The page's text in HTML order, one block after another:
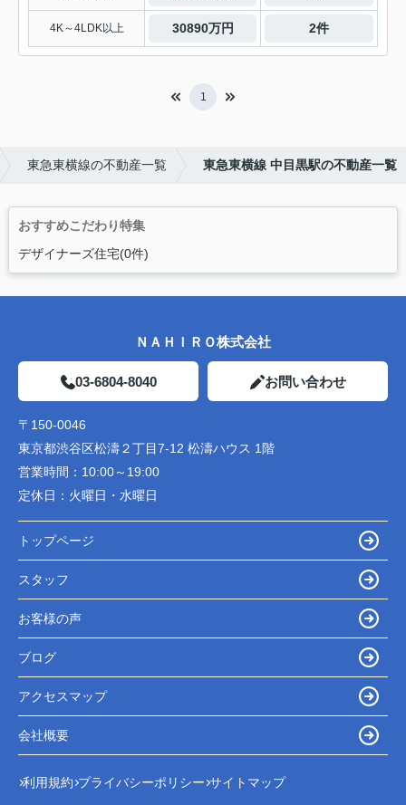
4K～4LDK以上 30890万円 2件
1
東急東横線の不動産一覧 東急東横線 中目黒駅の不動産一覧
おすすめこだわり特集
デザイナーズ住宅(0件)
ＮＡＨＩＲＯ株式会社
03-6804-8040 お問い合わせ
〒150-0046
東京都渋谷区松濤２丁目7-12 松濤ハウス 1階
営業時間： 10:00～19:00
定休日： 火曜日・水曜日
トップページ
スタッフ
お客様の声
ブログ
アクセスマップ
会社概要
利用規約 プライバシーポリシー サイトマップ